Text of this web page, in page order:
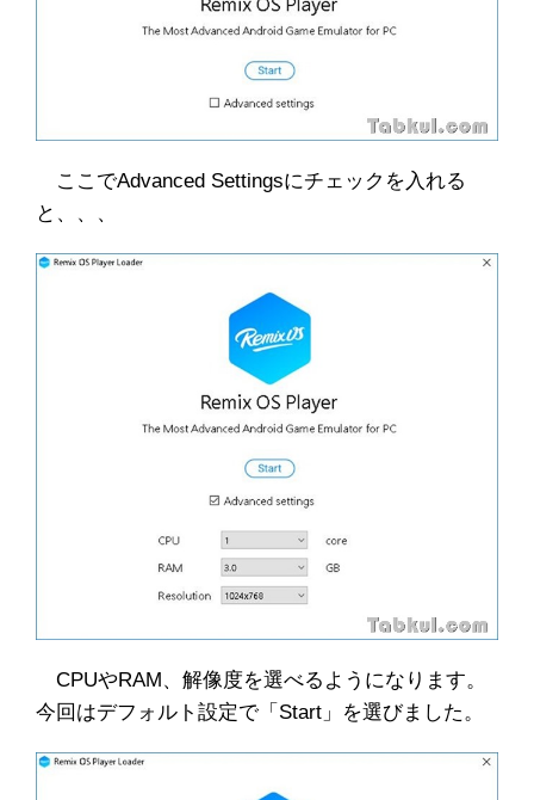
ここでAdvanced Settingsにチェックを入れる
と、、、
CPUやRAM、解像度を選べるようになります。
今回はデフォルト設定で「Start」を選びました。